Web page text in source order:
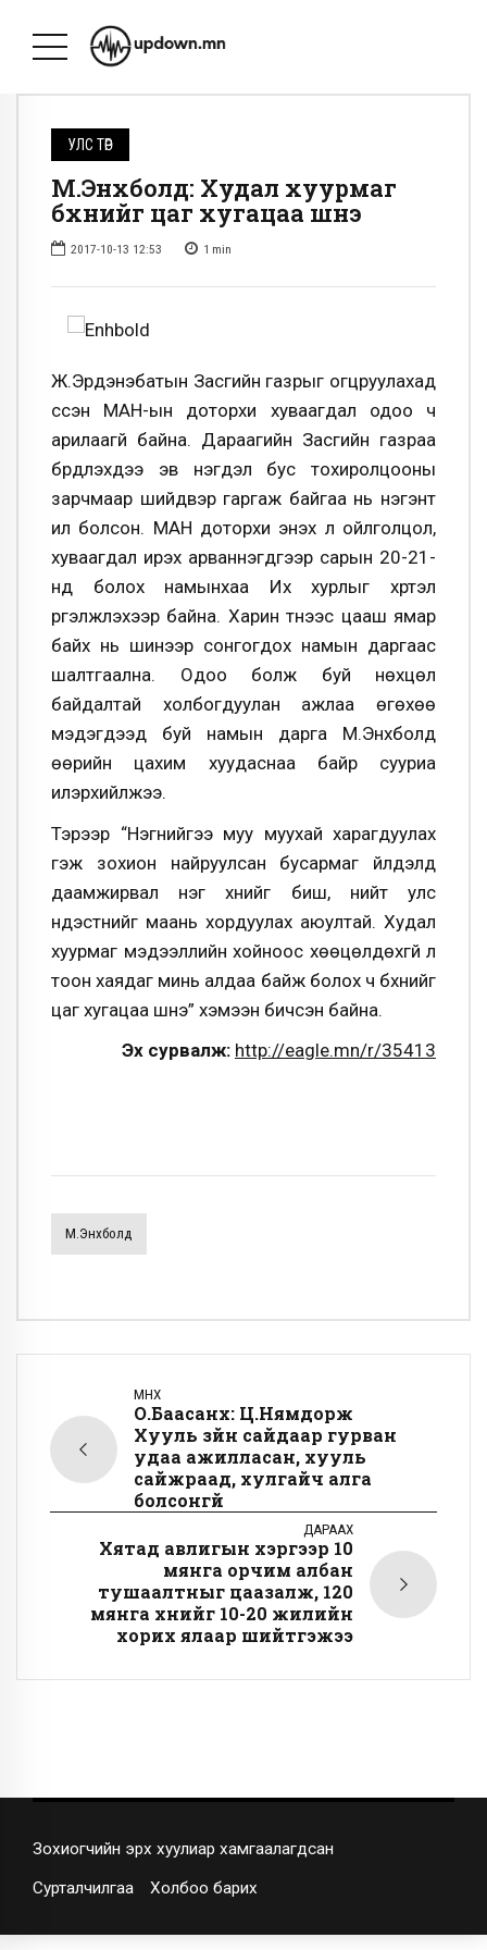
УЛС ТӨР
М.Энхболд: Худал хуурмаг
бүхнийг цаг хугацаа шүүнэ
2017-10-13 12:53 1 min
Ж.Эрдэнэбатын Засгийн газрыг огцруулахад
үүссэн МАН-ын доторхи хуваагдал одоо ч
арилаагүй байна. Дараагийн Засгийн газраа
бүрдүүлэхдээ эв нэгдэл бус тохиролцооны
зарчмаар шийдвэр гаргаж байгаа нь нэгэнт
ил болсон. МАН доторхи энэхүү үл ойлголцол,
хуваагдал ирэх арваннэгдүгээр сарын 20-21-
нд болох намынхаа Их хурлыг хүртэл
үргэлжлэхээр байна. Харин түүнээс цааш ямар
байх нь шинээр сонгогдох намын даргаас
шалтгаална. Одоо болж буй нөхцөл
байдалтай холбогдуулан ажлаа өгөхөө
мэдэгдээд буй намын дарга М.Энхболд
өөрийн цахим хуудаснаа байр сууриа
илэрхийлжээ.
Тэрээр “Нэгнийгээ муу муухай харагдуулах
гэж зохион найруулсан бусармаг үйлдэлүүд
даамжирвал нэг хүнийг биш, нийт улс
үндэстнийг маань хордуулах аюултай. Худал
хуурмаг мэдээллийн хойноос хөөцөлдөхгүй үл
тоон хаядаг минь алдаа байж болох ч бүхнийг
цаг хугацаа шүүнэ” хэмээн бичсэн байна.
Эх сурвалж: http://eagle.mn/r/35413
М.Энхболд
ӨМНӨХ
О.Баасанхүү: Ц.Нямдорж
Хууль зүйн сайдаар гурван
удаа ажилласан, хууль
сайжраад, хулгайч алга
болсонгүй
ДАРААХ
Хятад авлигын хэргээр 10
мянга орчим албан
тушаалтныг цаазалж, 120
мянга хүнийг 10-20 жилийн
хорих ялаар шийтгэжээ
Зохиогчийн эрх хуулиар хамгаалагдсан
Сурталчилгаа Холбоо барих